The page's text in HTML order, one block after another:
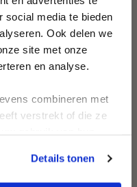
social media te bieden
Ook delen we
site met onze
en analyse.
combineren met
verstrekt of die ze
Details tonen
stijlen en
swimwear-